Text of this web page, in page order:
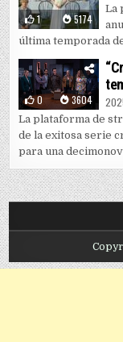
1 5174
La
última temporada
0 3604
La plataforma de
de la exitosa serie
para una